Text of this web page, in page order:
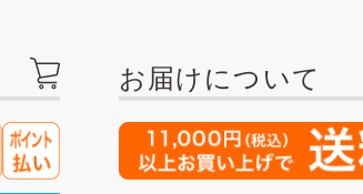
お届けについて